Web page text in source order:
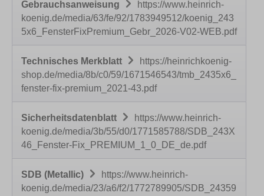
Gebrauchsanweisung
https://www.heinrich-
koenig.de/media/63/fe/92/1783949512/koenig_243
5x6_FensterFixPremium_Gebr_2026-V02-WEB.pdf
Technisches Merkblatt
https://heinrichkoenig-
shop.de/media/8b/c0/59/1671546543/tmb_2435x6_
fenster-fix-premium_2021-43.pdf
Sicherheitsdatenblatt
https://www.heinrich-
koenig.de/media/3b/55/d0/1771585788/SDB_243X
46_Fenster-Fix_PREMIUM_1_0_DE_de.pdf
SDB (Metallic)
https://www.heinrich-
koenig.de/media/23/a6/f2/1772789905/SDB_24359